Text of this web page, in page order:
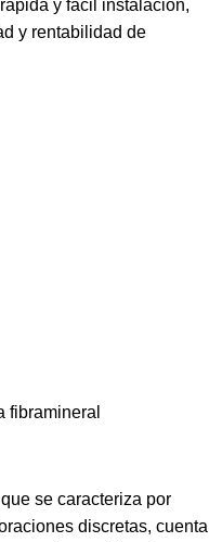
y fácil instalación,
y rentabilidad de
fibramineral
se caracteriza por
discretas, cuenta